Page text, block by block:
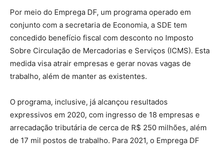
Por meio do Emprega DF, um programa operado em
conjunto com a secretaria de Economia, a SDE tem
concedido benefício fiscal com desconto no Imposto
Sobre Circulação de Mercadorias e Serviços (ICMS). Esta
medida visa atrair empresas e gerar novas vagas de
trabalho, além de manter as existentes.
O programa, inclusive, já alcançou resultados
expressivos em 2020, com ingresso de 18 empresas e
arrecadação tributária de cerca de R$ 250 milhões, além
de 17 mil postos de trabalho. Para 2021, o Emprega DF